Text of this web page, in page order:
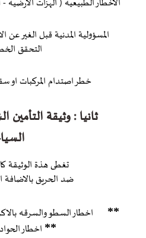
المسؤولية المدنية قبل الغير عن
التحقق الخطر
خطر اصتدام المركبات او
ثانيا : وثيقة التأمين
تغطى هذة الوثيقة كافة
ضد الحريق بالاضافة
اخطار السطو
**اخطار الحوادث